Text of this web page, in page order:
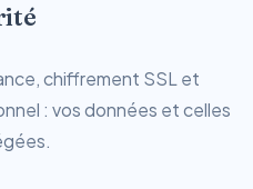
chiffrement SSL et
: vos données et celles